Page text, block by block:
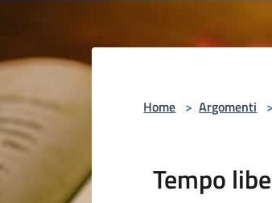
Home > Argomenti >
Tempo